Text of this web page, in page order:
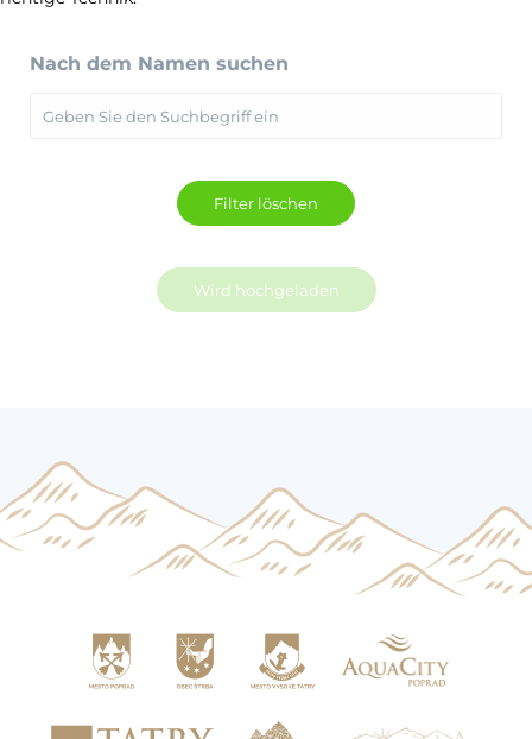
Nach dem Namen suchen
Wird hochgeladen